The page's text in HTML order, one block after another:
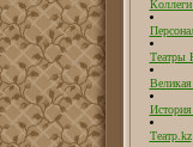
Коллеги
Театры
Великая
История
Театр.kz